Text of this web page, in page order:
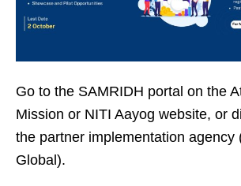
Go to the SAMRIDH portal on the
Mission or NITI Aayog website, or
the partner implementation agency
Global).